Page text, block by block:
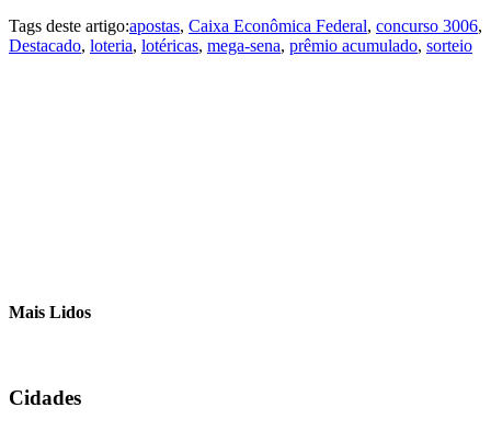
Tags deste artigo:apostas, Caixa Econômica Federal, concurso 3006,
Destacado, loteria, lotéricas, mega-sena, prêmio acumulado, sorteio
Mais Lidos
Cidades